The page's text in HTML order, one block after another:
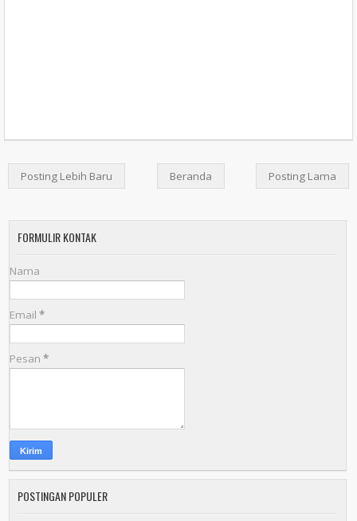
Posting Lebih Baru Posting Lama
Beranda
FORMULIR KONTAK
Nama
Email *
Pesan *
POSTINGAN POPULER